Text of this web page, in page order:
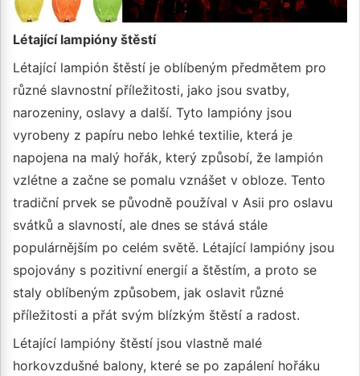
Létající lampióny štěstí
Létající lampión štěstí je oblíbeným předmětem pro
různé slavnostní příležitosti, jako jsou svatby,
narozeniny, oslavy a další. Tyto lampióny jsou
vyrobeny z papíru nebo lehké textilie, která je
napojena na malý hořák, který způsobí, že lampión
vzlétne a začne se pomalu vznášet v obloze. Tento
tradiční prvek se původně používal v Asii pro oslavu
svátků a slavností, ale dnes se stává stále
populárnějším po celém světě. Létající lampióny jsou
spojovány s pozitivní energií a štěstím, a proto se
staly oblíbeným způsobem, jak oslavit různé
příležitosti a přát svým blízkým štěstí a radost.
Létající lampióny štěstí jsou vlastně malé
horkovzdušné balony, které se po zapálení hořáku